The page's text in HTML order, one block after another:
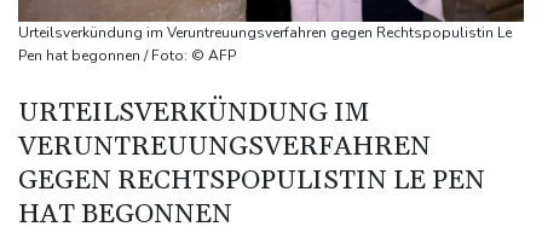
US-Berufungsgericht bestätigt Aussetzung von Trumps
umstrittenen Ballsaal-Plänen
Grenzkontrollen
Niewiadoma fährt am Mont Ventoux ins Gelbe Trikot
Trumps umstrittener Justizminister Blanche kurz vor der
Bestätigung im Senat
Urteilsverkündung im Veruntreuungsverfahren gegen Rechtspopulistin Le
Pen hat begonnen / Foto: © AFP
URTEILSVERKÜNDUNG IM
VERUNTREUUNGSVERFAHREN
GEGEN RECHTSPOPULISTIN LE PEN
HAT BEGONNEN